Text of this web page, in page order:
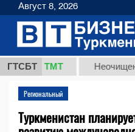
ГТСБТ
ТМТ Неочищенная
Региональный
Туркменистан
Август 8, 2026